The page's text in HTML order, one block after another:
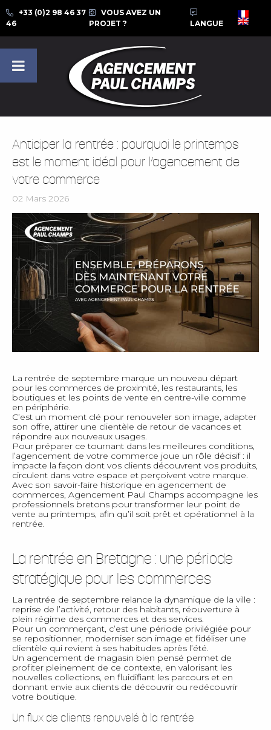
+33 (0)2 98 46 37
46
VOUS AVEZ UN
PROJET ?
LANGUE
Anticiper la rentrée : pourquoi le printemps
est le moment idéal pour l’agencement de
votre commerce
02 Mars 2026
La rentrée de septembre marque un nouveau départ
pour les commerces de proximité, les restaurants, les
boutiques et les points de vente en centre-ville comme
en périphérie.
C’est un moment clé pour renouveler son image, adapter
son offre, attirer une clientèle de retour de vacances et
répondre aux nouveaux usages.
Pour préparer ce tournant dans les meilleures conditions,
l’agencement de votre commerce joue un rôle décisif : il
impacte la façon dont vos clients découvrent vos produits,
circulent dans votre espace et perçoivent votre marque.
Avec son savoir-faire historique en agencement de
commerces, Agencement Paul Champs accompagne les
professionnels bretons pour transformer leur point de
vente au printemps, afin qu’il soit prêt et opérationnel à la
rentrée.
La rentrée en Bretagne : une période
stratégique pour les commerces
La rentrée de septembre relance la dynamique de la ville :
reprise de l’activité, retour des habitants, réouverture à
plein régime des commerces et des services.
Pour un commerçant, c’est une période privilégiée pour
se repositionner, moderniser son image et fidéliser une
clientèle qui revient à ses habitudes après l’été.
Un agencement de magasin bien pensé permet de
profiter pleinement de ce contexte, en valorisant les
nouvelles collections, en fluidifiant les parcours et en
donnant envie aux clients de découvrir ou redécouvrir
votre boutique.
Un flux de clients renouvelé à la rentrée